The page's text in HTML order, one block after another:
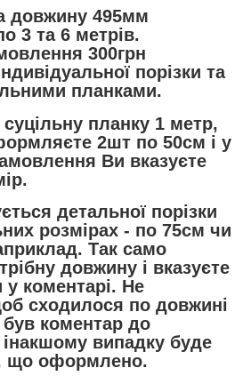
довжину 495мм
3 та 6 метрів.
300грн
порізки та
планками.
планку 1 метр,
2шт по 50см і у
Ви вказуєте
детальної порізки
розмірах - по 75см чи
Так само
довжину і вказуєте
у коментарі. Не
сходилося по довжині
коментар до
випадку буде
що оформлено.